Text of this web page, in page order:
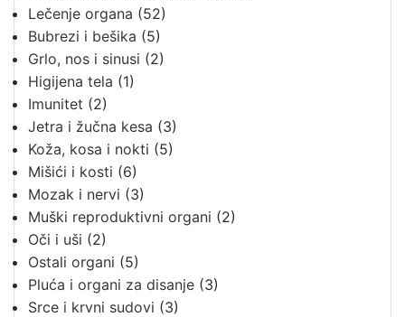
Lečenje organa (52)
Bubrezi i bešika (5)
Grlo, nos i sinusi (2)
Higijena tela (1)
Imunitet (2)
Jetra i žučna kesa (3)
Koža, kosa i nokti (5)
Mišići i kosti (6)
Mozak i nervi (3)
Muški reproduktivni organi (2)
Oči i uši (2)
Ostali organi (5)
Pluća i organi za disanje (3)
Srce i krvni sudovi (3)